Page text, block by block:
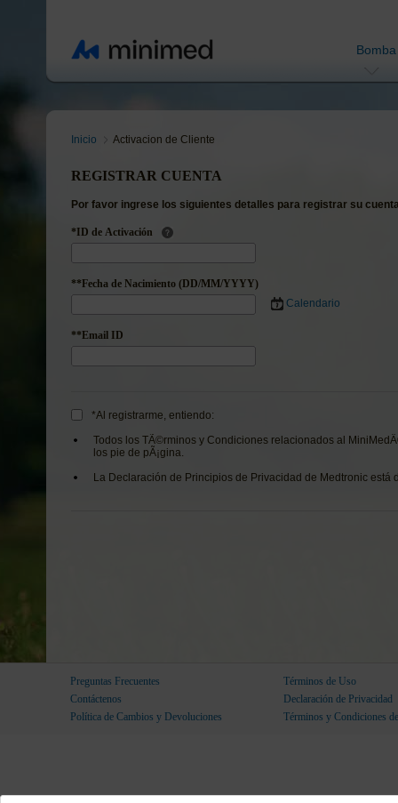
Bomba
Inicio Activacion de Cliente
REGISTRAR CUENTA
Por favor ingrese los siguientes detalles para registrar su
*ID de Activación
**Fecha de Nacimiento (DD/MM/YYYY)
Calendario
**Email ID
*Al registrarme, entiendo:
Todos los TÃ©rminos y Condiciones relacionados al
los pie de pÃ¡gina.
La Declaración de Principios de Privacidad de Medtronic
Preguntas Frecuentes
Contáctenos
Política de Cambios y Devoluciones
Términos de Uso
Declaración de Privacidad
Términos y Condiciones